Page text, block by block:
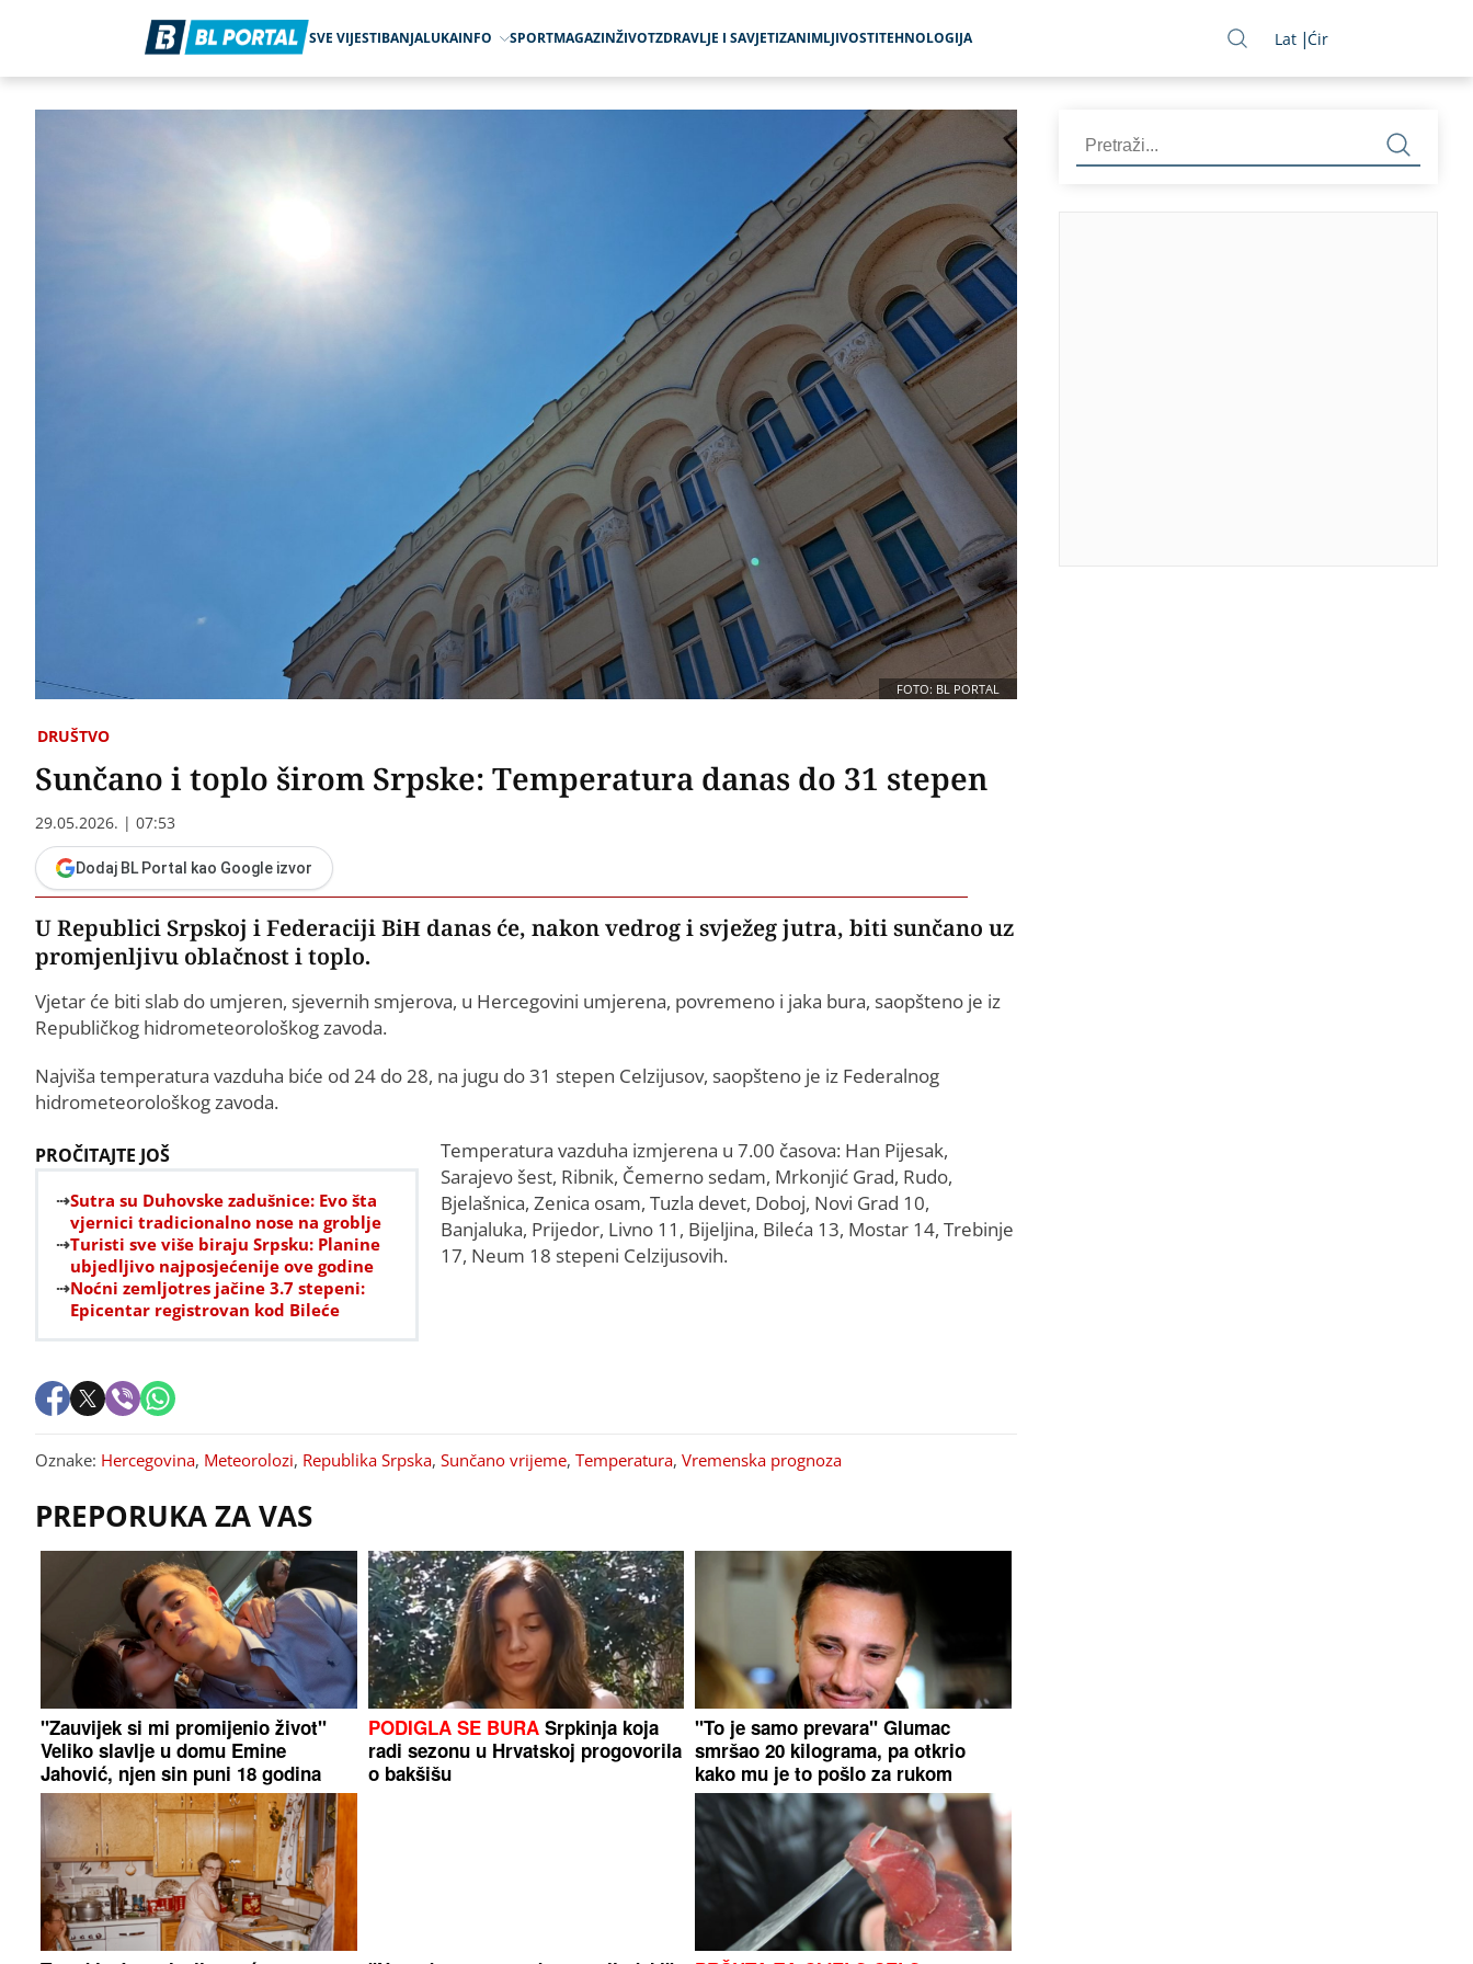
SVE VIJESTIBANJALUKAINFO SPORTMAGAZINŽIVOTZDRAVLJE I SAVJETIZANIMLJIVOSTITEHNOLOGIJA Lat Ćir
FOTO: BL PORTAL
DRUŠTVO
Sunčano i toplo širom Srpske: Temperatura danas do 31 stepen
29.05.2026. | 07:53
Dodaj BL Portal kao Google izvor
U Republici Srpskoj i Federaciji BiH danas će, nakon vedrog i svježeg jutra, biti sunčano uz
promjenljivu oblačnost i toplo.
Vjetar će biti slab do umjeren, sjevernih smjerova, u Hercegovini umjerena, povremeno i jaka bura, saopšteno je iz
Republičkog hidrometeorološkog zavoda.
Najviša temperatura vazduha biće od 24 do 28, na jugu do 31 stepen Celzijusov, saopšteno je iz Federalnog
hidrometeorološkog zavoda.
PROČITAJTE JOŠ
Sutra su Duhovske zadušnice: Evo šta
vjernici tradicionalno nose na groblje
Turisti sve više biraju Srpsku: Planine
ubjedljivo najposjećenije ove godine
Noćni zemljotres jačine 3.7 stepeni:
Epicentar registrovan kod Bileće
Temperatura vazduha izmjerena u 7.00 časova: Han Pijesak,
Sarajevo šest, Ribnik, Čemerno sedam, Mrkonjić Grad, Rudo,
Bjelašnica, Zenica osam, Tuzla devet, Doboj, Novi Grad 10,
Banjaluka, Prijedor, Livno 11, Bijeljina, Bileća 13, Mostar 14, Trebinje
17, Neum 18 stepeni Celzijusovih.
Oznake: Hercegovina, Meteorolozi, Republika Srpska, Sunčano vrijeme, Temperatura, Vremenska prognoza
PREPORUKA ZA VAS
"Zauvijek si mi promijenio život"
Veliko slavlje u domu Emine
Jahović, njen sin puni 18 godina
PODIGLA SE BURASrpkinja koja
radi sezonu u Hrvatskoj progovorila
o bakšišu
"To je samo prevara" Glumac
smršao 20 kilograma, pa otkrio
kako mu je to pošlo za rukom